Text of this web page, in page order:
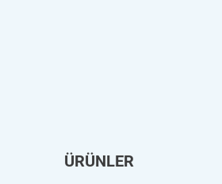
ÜRÜNLER